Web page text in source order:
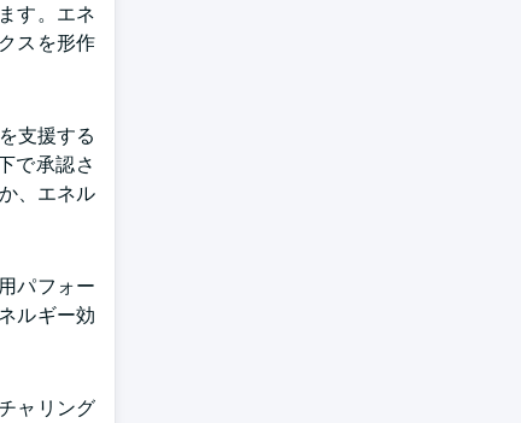
す。エネ
スを形作
支援する
で承認さ
、エネル
パフォー
ルギー効
ャリング